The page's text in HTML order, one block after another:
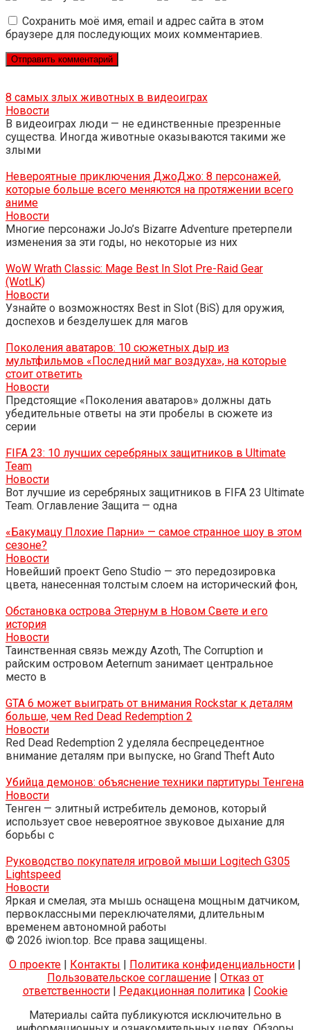
Сохранить моё имя, email и адрес сайта в этом
браузере для последующих моих комментариев.
8 самых злых животных в видеоиграх
Новости
В видеоиграх люди — не единственные презренные
существа. Иногда животные оказываются такими же
злыми
Невероятные приключения ДжоДжо: 8 персонажей,
которые больше всего меняются на протяжении всего
аниме
Новости
Многие персонажи JoJo’s Bizarre Adventure претерпели
изменения за эти годы, но некоторые из них
WoW Wrath Classic: Mage Best In Slot Pre-Raid Gear
(WotLK)
Новости
Узнайте о возможностях Best in Slot (BiS) для оружия,
доспехов и безделушек для магов
Поколения аватаров: 10 сюжетных дыр из
мультфильмов «Последний маг воздуха», на которые
стоит ответить
Новости
Предстоящие «Поколения аватаров» должны дать
убедительные ответы на эти пробелы в сюжете из
серии
FIFA 23: 10 лучших серебряных защитников в Ultimate
Team
Новости
Вот лучшие из серебряных защитников в FIFA 23 Ultimate
Team. Оглавление Защита — одна
«Бакумацу Плохие Парни» — самое странное шоу в этом
сезоне?
Новости
Новейший проект Geno Studio — это передозировка
цвета, нанесенная толстым слоем на исторический фон,
Обстановка острова Этернум в Новом Свете и его
история
Новости
Таинственная связь между Azoth, The Corruption и
райским островом Aeternum занимает центральное
место в
GTA 6 может выиграть от внимания Rockstar к деталям
больше, чем Red Dead Redemption 2
Новости
Red Dead Redemption 2 уделяла беспрецедентное
внимание деталям при выпуске, но Grand Theft Auto
Убийца демонов: объяснение техники партитуры Тенгена
Новости
Тенген — элитный истребитель демонов, который
использует свое невероятное звуковое дыхание для
борьбы с
Руководство покупателя игровой мыши Logitech G305
Lightspeed
Новости
Яркая и смелая, эта мышь оснащена мощным датчиком,
первоклассными переключателями, длительным
временем автономной работы
© 2026 iwion.top. Все права защищены.
О проекте | Контакты | Политика конфиденциальности |
Пользовательское соглашение| Отказ от
ответственности| Редакционная политика| Cookie
Материалы сайта публикуются исключительно в